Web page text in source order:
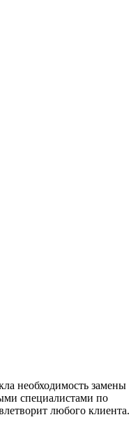
необходимость замены
специалистами по
любого клиента.